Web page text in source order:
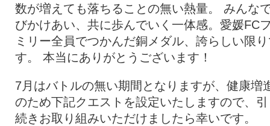
数が増えても落ちることの無い熱量。 みんな
びかけあい、共に歩んでいく一体感。愛媛FC
ミリー全員でつかんだ銅メダル、誇らしい限
す。 本当にありがとうございます！
7月はバトルの無い期間となりますが、健康増
のため下記クエストを設定いたしますので、
続きお取り組みいただけましたら幸いです。